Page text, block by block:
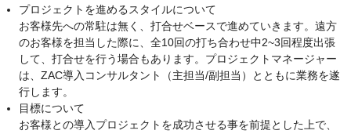
プロジェクトを進めるスタイルについて
お客様先への常駐は無く、打合せベースで進めていきます。遠方
のお客様を担当した際に、全10回の打ち合わせ中2~3回程度出張
して、打合せを行う場合もあります。プロジェクトマネージャー
は、ZAC導入コンサルタント（主担当/副担当）とともに業務を遂
行します。
目標について
お客様との導入プロジェクトを成功させる事を前提とした上で、